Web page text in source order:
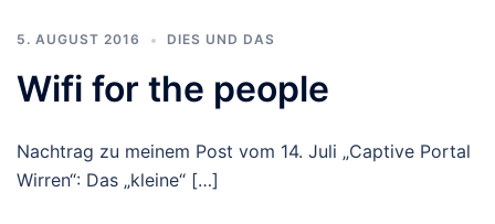
5. AUGUST 2016 DIES UND DAS
Wifi for the people
Nachtrag zu meinem Post vom 14. Juli „Captive Portal
Wirren“: Das „kleine“ […]